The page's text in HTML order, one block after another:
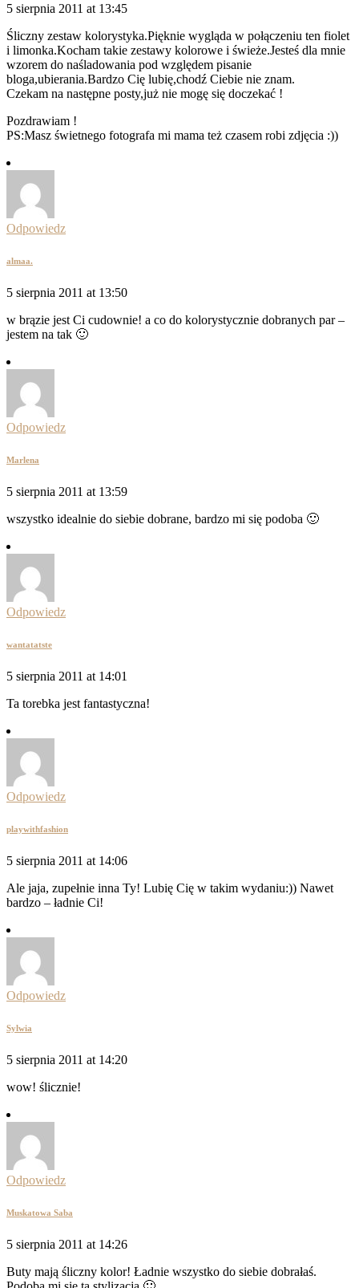
5 sierpnia 2011 at 13:45
Śliczny zestaw kolorystyka.Pięknie wygląda w połączeniu ten fiolet
i limonka.Kocham takie zestawy kolorowe i świeże.Jesteś dla mnie
wzorem do naśladowania pod względem pisanie
bloga,ubierania.Bardzo Cię lubię,chodź Ciebie nie znam.
Czekam na następne posty,już nie mogę się doczekać !
Pozdrawiam !
PS:Masz świetnego fotografa mi mama też czasem robi zdjęcia :))
Odpowiedz
almaa.
5 sierpnia 2011 at 13:50
w brązie jest Ci cudownie! a co do kolorystycznie dobranych par –
jestem na tak 🙂
Odpowiedz
Marlena
5 sierpnia 2011 at 13:59
wszystko idealnie do siebie dobrane, bardzo mi się podoba 🙂
Odpowiedz
wantatatste
5 sierpnia 2011 at 14:01
Ta torebka jest fantastyczna!
Odpowiedz
playwithfashion
5 sierpnia 2011 at 14:06
Ale jaja, zupełnie inna Ty! Lubię Cię w takim wydaniu:)) Nawet
bardzo – ładnie Ci!
Odpowiedz
Sylwia
5 sierpnia 2011 at 14:20
wow! ślicznie!
Odpowiedz
Muskatowa Saba
5 sierpnia 2011 at 14:26
Buty mają śliczny kolor! Ładnie wszystko do siebie dobrałaś.